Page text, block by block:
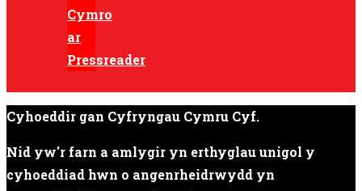
Cyhoeddir gan Cyfryngau Cymru Cyf.
Nid yw'r farn a amlygir yn erthyglau unigol y
cyhoeddiad hwn o angenrheidrwydd yn